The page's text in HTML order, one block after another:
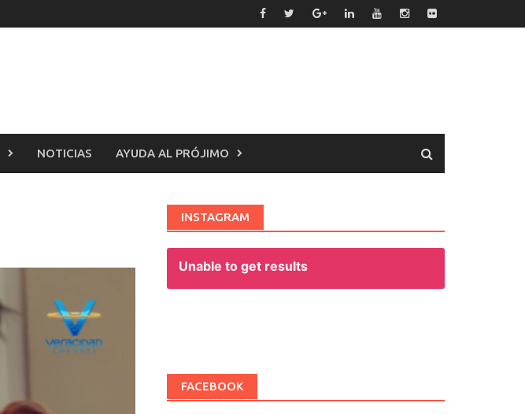
NOTICIAS AYUDA AL PRÓJIMO
INSTAGRAM
Unable to get results
FACEBOOK